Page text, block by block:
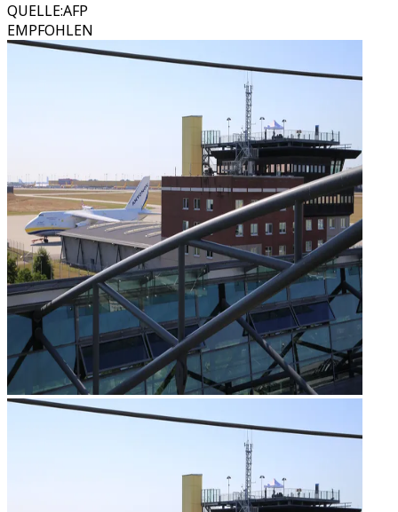
QUELLE:AFP
EMPFOHLEN